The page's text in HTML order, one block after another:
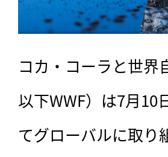
コカ・コーラと世
以下WWF）は7月10
てグローバルに取り